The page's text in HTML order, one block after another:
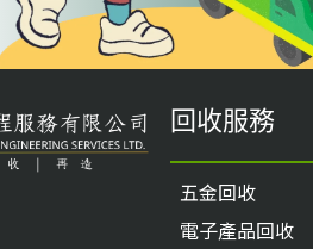
回收服務
五金回收
電子產品回收